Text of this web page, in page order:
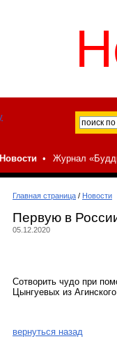
Новости • Журнал
Главная страница / Новости
Первую в
05.12.2020
Сотворить чудо при
Цынгуевых из
вернуться назад